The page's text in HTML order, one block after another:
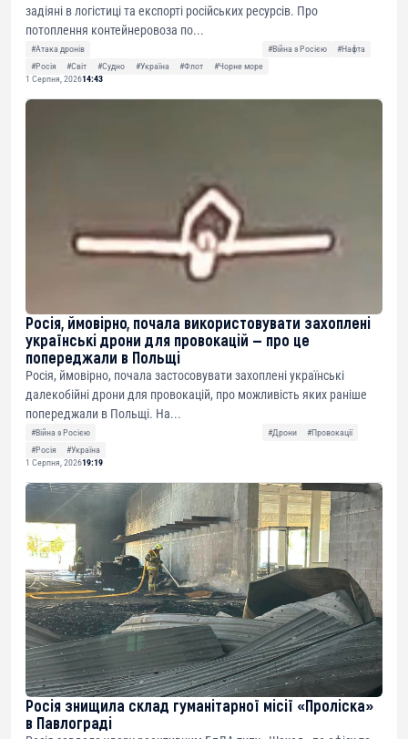
задіяні в логістиці та експорті російських ресурсів. Про
потоплення контейнеровоза по...
#Атака дронів #Війна з Росією
#Нафта
#Росія
#Світ #Судно #Україна #Флот
#Чорне море
1 Серпня, 202614:43
Росія, ймовірно, почала використовувати захоплені
українські дрони для провокацій — про це
попереджали в Польщі
Росія, ймовірно, почала застосовувати захоплені українські
далекобійні дрони для провокацій, про можливість яких раніше
попереджали в Польщі. На...
#Війна з Росією #Дрони
#Провокації
#Росія
#Україна
1 Серпня, 202619:19
Росія знищила склад гуманітарної місії «Проліска»
в Павлограді